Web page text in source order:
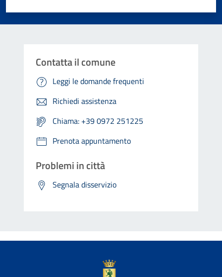
Contatta il comune
Leggi le domande frequenti
Richiedi assistenza
Chiama: +39 0972 251225
Prenota appuntamento
Problemi in città
Segnala disservizio